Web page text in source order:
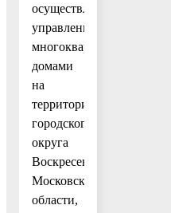
осуществляющим
управление
многоквартирными
домами
на
территории
городского
округа
Воскресенск
Московской
области,